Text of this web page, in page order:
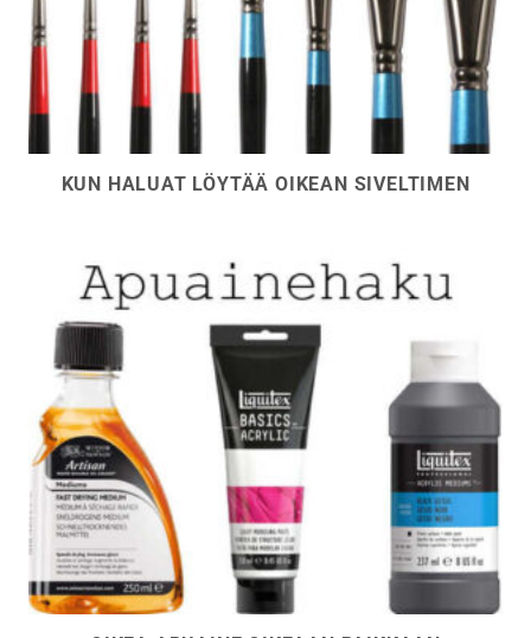
KUN HALUAT LÖYTÄÄ OIKEAN SIVELTIMEN